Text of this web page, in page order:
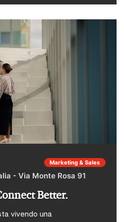
interverrà
tra istituzioni
tra panorama
e rischio di
Marketing & Sales
- Via Monte Rosa 91
Better.
vivendo una